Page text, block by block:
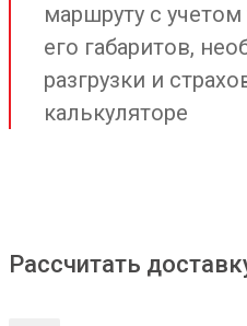
маршруту с учетом
его габаритов,
разгрузки и
калькуляторе
Рассчитать